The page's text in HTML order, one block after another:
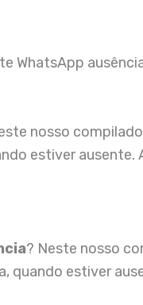
nosso
estiver
? Neste nosso
quando estiver